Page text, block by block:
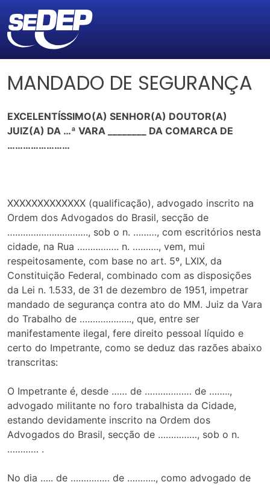
MANDADO DE SEGURANÇA
EXCELENTÍSSIMO(A) SENHOR(A) DOUTOR(A)
JUIZ(A) DA …ª VARA ________ DA COMARCA DE
……………………
XXXXXXXXXXXXX (qualificação), advogado inscrito na
Ordem dos Advogados do Brasil, secção de
…………………………., sob o n. ………, com escritórios nesta
cidade, na Rua ……………. n. ………., vem, mui
respeitosamente, com base no art. 5º, LXIX, da
Constituição Federal, combinado com as disposições
da Lei n. 1.533, de 31 de dezembro de 1951, impetrar
mandado de segurança contra ato do MM. Juiz da Vara
do Trabalho de ……………….., que, entre ser
manifestamente ilegal, fere direito pessoal líquido e
certo do Impetrante, como se deduz das razões abaixo
transcritas:
O Impetrante é, desde …… de ……………… de ……..,
advogado militante no foro trabalhista da Cidade,
estando devidamente inscrito na Ordem dos
Advogados do Brasil, secção de ……………, sob o n.
………… .
No dia ….. de …………… de ……….., como advogado de